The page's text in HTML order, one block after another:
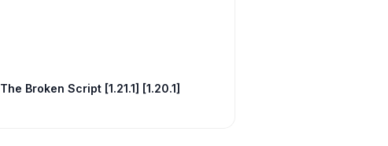
The Broken Script [1.21.1] [1.20.1]